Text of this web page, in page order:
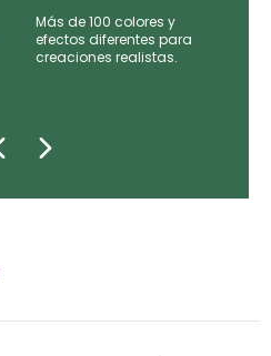
Más de 100 colores y
efectos diferentes para
creaciones realistas.